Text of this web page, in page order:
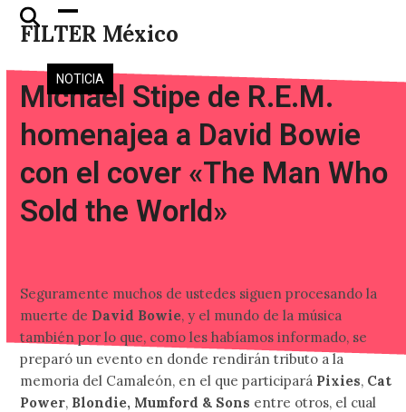
Skip
FILTER México
Open
mobile
menu
Close
mobile
menu
NOTICIA
Michael Stipe de R.E.M.
homenajea a David Bowie
con el cover «The Man Who
Sold the World»
Seguramente muchos de ustedes siguen procesando la
muerte de David Bowie, y el mundo de la música
también por lo que, como les habíamos informado, se
preparó un evento en donde rendirán tributo a la
memoria del Camaleón, en el que participará Pixies, Cat
Power, Blondie, Mumford & Sons entre otros, el cual